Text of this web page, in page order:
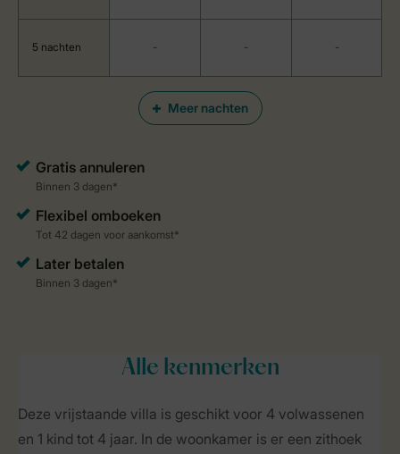
Meer nachten
5 nachten - - -
Alle kenmerken
Deze vrijstaande villa is geschikt voor 4 volwassenen
en 1 kind tot 4 jaar. In de woonkamer is er een zithoek